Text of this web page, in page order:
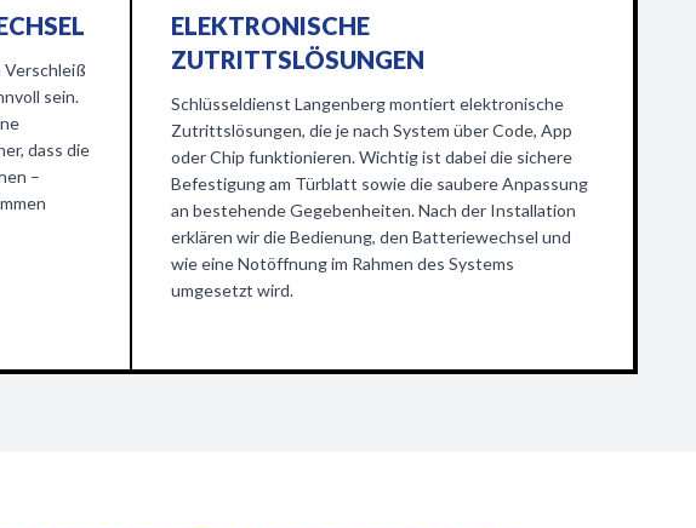
Verschleiß
sein.
dass die
–
ELEKTRONISCHE
ZUTRITTSLÖSUNGEN
Schlüsseldienst Langenberg montiert elektronische
Zutrittslösungen, die je nach System über Code, App
oder Chip funktionieren. Wichtig ist dabei die sichere
Befestigung am Türblatt sowie die saubere Anpassung
an bestehende Gegebenheiten. Nach der Installation
erklären wir die Bedienung, den Batteriewechsel und
wie eine Notöffnung im Rahmen des Systems
umgesetzt wird.